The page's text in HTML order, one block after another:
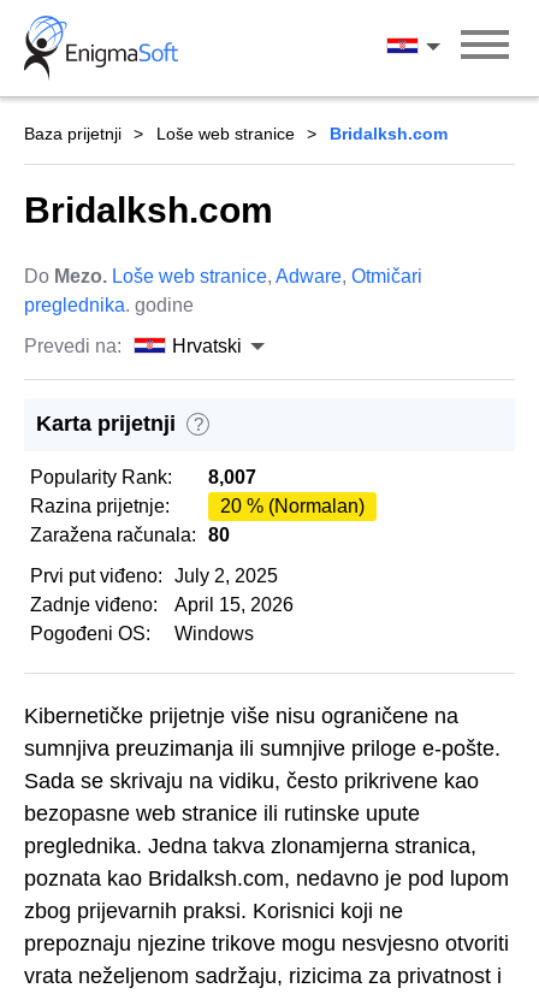
Skip
content
Hrvatski
Baza prijetnji Loše web stranice Bridalksh.com
Bridalksh.com
Do Mezo. Loše web stranice, Adware, Otmičari
preglednika. godine
Prevedi na:
Hrvatski
Karta prijetnji ?
Popularity Rank:
8,007
Razina prijetnje:
20 % (Normalan)
Zaražena računala:
80
Prvi put viđeno:
July 2, 2025
Zadnje viđeno:
April 15, 2026
Pogođeni OS:
Windows
Kibernetičke prijetnje više nisu ograničene na
sumnjiva preuzimanja ili sumnjive priloge e-pošte.
Sada se skrivaju na vidiku, često prikrivene kao
bezopasne web stranice ili rutinske upute
preglednika. Jedna takva zlonamjerna stranica,
poznata kao Bridalksh.com, nedavno je pod lupom
zbog prijevarnih praksi. Korisnici koji ne
prepoznaju njezine trikove mogu nesvjesno otvoriti
vrata neželjenom sadržaju, rizicima za privatnost i